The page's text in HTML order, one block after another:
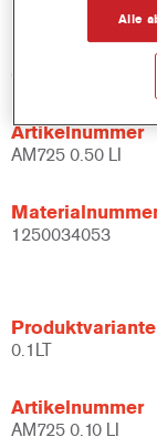
Produktvariante
0.5LT
Artikelnummer
AM725 0.50 LI
1250034053
Produktvariante
0.1LT
Artikelnummer
AM725 0.10 LI
Alle